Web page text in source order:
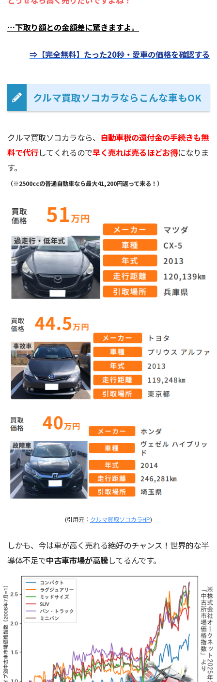
…下取り額との金額差に驚きますよ。
⇒【完全無料】たった20秒・愛車の価格を確認する
クルマ買取ソコカラならこんな車もOK
クルマ買取ソコカラなら、 自動車税の還付金の手続きも無
料で代行してくれるので早く売れば売るほどお得になりま
す。
（※2500ccの普通自動車なら最大41,200円返って来る！）
(引用元： クルマ買取ソコカラHP)
しかも、今は車が高く売れる絶好のチャンス！世界的な半
導体不足で中古車市場が高騰してるんです。